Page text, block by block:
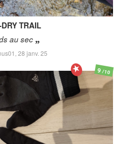
TRAIL
au sec
28 janv. 25
9/10